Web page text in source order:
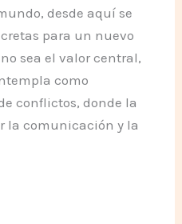
desde aquí se
para un nuevo
sea el valor central,
como
conflictos, donde la
la comunicación y la